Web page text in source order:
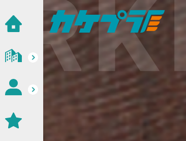
高校生向け企業紹介サイト｜カケハシplus